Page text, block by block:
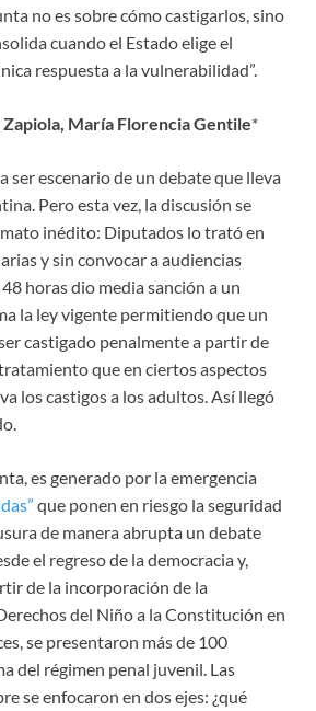
no es sobre cómo castigarlos, sino
cuando el Estado elige el
respuesta a la vulnerabilidad”.
María Florencia Gentile*
ser escenario de un debate que lleva
Pero esta vez, la discusión se
inédito: Diputados lo trató en
y sin convocar a audiencias
horas dio media sanción a un
la ley vigente permitiendo que un
castigado penalmente a partir de
que en ciertos aspectos
los castigos a los adultos. Así llegó
es generado por la emergencia
que ponen en riesgo la seguridad
de manera abrupta un debate
el regreso de la democracia y,
de la incorporación de la
del Niño a la Constitución en
se presentaron más de 100
del régimen penal juvenil. Las
se enfocaron en dos ejes: ¿qué